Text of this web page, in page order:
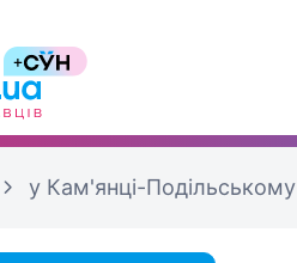
у Кам'янці-Подільському